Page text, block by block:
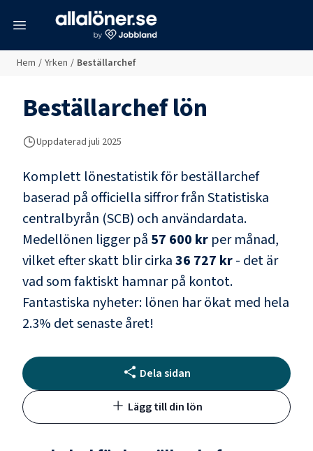
Hem / Yrken / Beställarchef
Beställarcheflön
Uppdaterad juli 2025
Komplett lönestatistik förbeställarchef
baserad på officiella siffror från Statistiska
centralbyrån (SCB) och användardata.
Medellönen ligger på 57 600 kr per månad,
vilket efter skatt blir cirka36 727 kr- det är
vad som faktiskt hamnar på kontot.
Fantastiska nyheter: lönen har ökat med hela
2.3% det senaste året!
Dela sidan
Lägg till din lön